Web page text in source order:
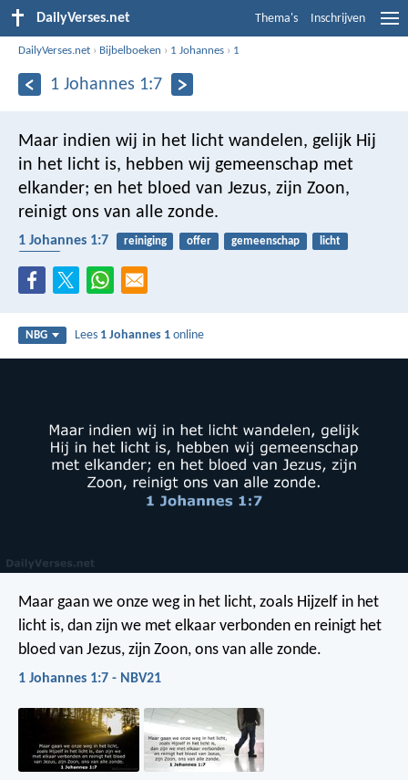
DailyVerses.net Thema's Inschrijven
DailyVerses.net › Bijbelboeken › 1 Johannes › 1
1 Johannes 1:7
Maar indien wij in het licht wandelen, gelijk Hij
in het licht is, hebben wij gemeenschap met
elkander; en het bloed van Jezus, zijn Zoon,
reinigt ons van alle zonde.
1 Johannes 1:7 reiniging offer gemeenschap
licht
NBG Lees 1 Johannes 1 online
Maar gaan we onze weg in het licht, zoals Hijzelf in het
licht is, dan zijn we met elkaar verbonden en reinigt het
bloed van Jezus, zijn Zoon, ons van alle zonde.
1 Johannes 1:7 - NBV21